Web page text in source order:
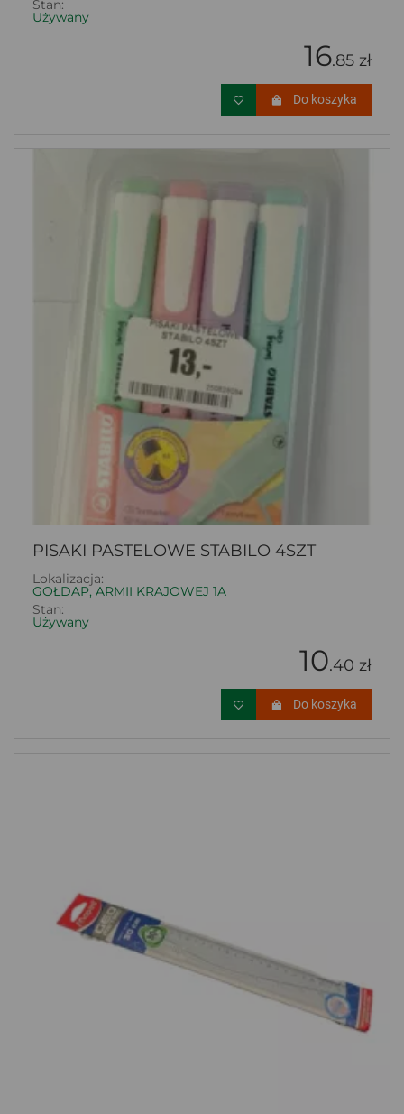
Stan:
Używany
16.85 zł
Do koszyka
PISAKI PASTELOWE STABILO 4SZT
Lokalizacja:
GOŁDAP, ARMII KRAJOWEJ 1A
Stan:
Używany
10.40 zł
Do koszyka